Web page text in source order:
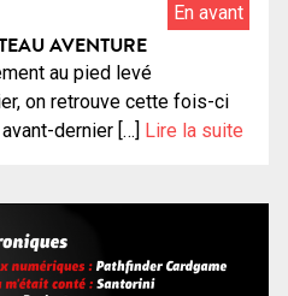
En avant
AVENTURE
au pied levé
on retrouve cette fois-ci
dernier […] Lire la suite